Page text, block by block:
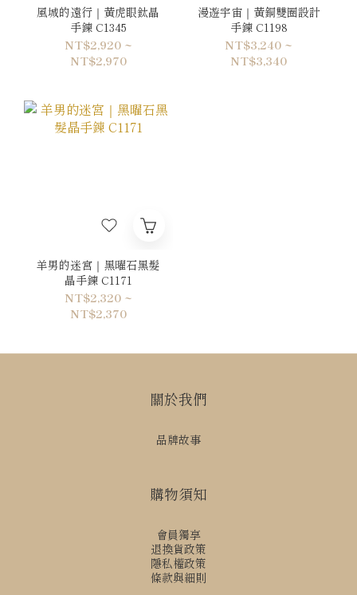
風城的遠行｜黃虎眼鈦晶
手鍊 C1345
NT$2,920 ~
NT$2,970
漫遊宇宙｜黃銅雙圈設計
手鍊 C1198
NT$3,240 ~
NT$3,340
羊男的迷宮｜黑曜石黑髮
晶手鍊 C1171
NT$2,320 ~
NT$2,370
關於我們
品牌故事
購物須知
會員獨享
退換貨政策
隱私權政策
條款與細則